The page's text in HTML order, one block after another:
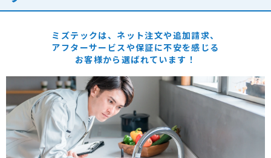
ミズテックは、ネット注文や追加請求、
アフターサービスや保証に不安を感じる
お客様から選ばれています！